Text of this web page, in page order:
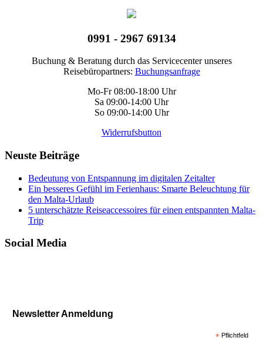
0991 - 2967 69134
Buchung & Beratung durch das Servicecenter unseres
Reisebüropartners: Buchungsanfrage
Mo-Fr 08:00-18:00 Uhr
Sa 09:00-14:00 Uhr
So 09:00-14:00 Uhr
Widerrufsbutton
Neuste Beiträge
Bedeutung von Entspannung im digitalen Zeitalter
Ein besseres Gefühl im Ferienhaus: Smarte Beleuchtung für
den Malta-Urlaub
5 unterschätzte Reiseaccessoires für einen entspannten Malta-
Trip
Social Media
Newsletter Anmeldung
* Pflichtfeld